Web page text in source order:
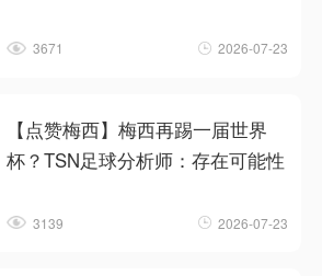
3671 2026-07-23
【点赞梅西】梅西再踢一届世界
杯？TSN足球分析师：存在可能性
3139 2026-07-23